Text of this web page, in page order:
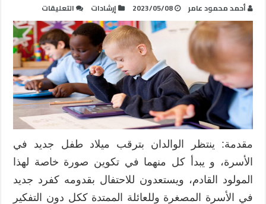
أحمد محمود عامر 2023/05/08 إرشادات التعليقات
تنمية
بعض
المهارات
الحياتية
الإلكترونية
لذوي
الاحتياجات
الخاصة
باستخدام
بيئات
التعلم
التكيفية
مغلقة
مقدمة: ينتظر الوالدان بترقب ميلاد طفل جديد في
الأسرة، و يبدأ كل منهما في تكوين صورة خاصة لهذا
المولود القادم، ويستعدون للاحتفال بقدومه كفرد جديد
في الأسرة المصغرة وللعائلة الممتدة ككل دون التفكير